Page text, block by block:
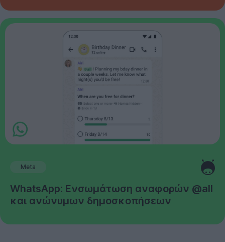
Meta
WhatsApp: Ενσωμάτωση αναφορών @all
και ανώνυμων δημοσκοπήσεων